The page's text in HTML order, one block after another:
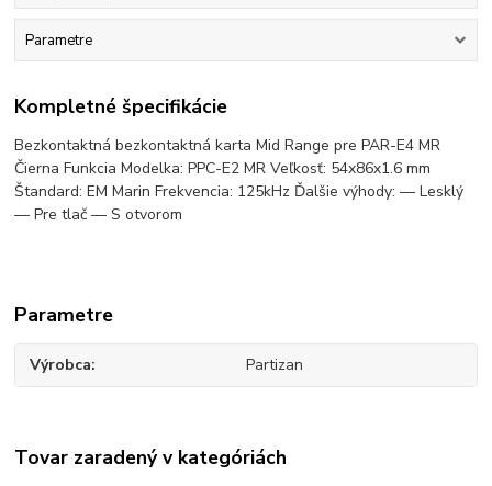
Parametre
Kompletné špecifikácie
Bezkontaktná bezkontaktná karta Mid Range pre PAR-E4 MR
Čierna Funkcia Modelka: PPC-E2 MR Veľkosť: 54x86x1.6 mm
Štandard: EM Marin Frekvencia: 125kHz Ďalšie výhody: — Lesklý
— Pre tlač — S otvorom
Parametre
Výrobca Partizan
Tovar zaradený v kategóriách